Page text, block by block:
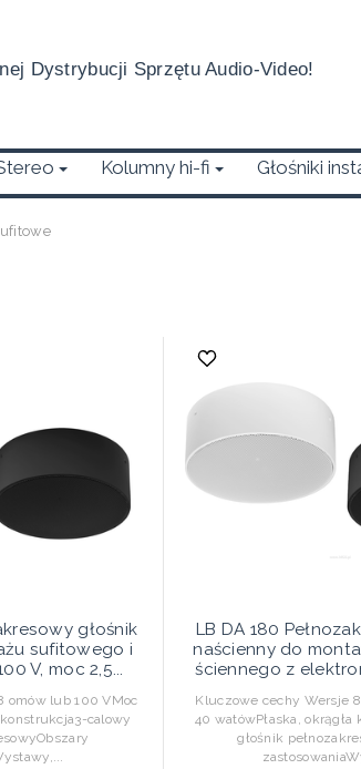
Dystrybucji Sprzętu Audio-Video!
Kolumny hi-fi Głośniki
głośnik
sufitowego i
V, moc 2,5...
omów lub 100 VMoc
calowy
LB DA 180
naścienny do
ściennego z
Kluczowe cechy Wersje
40 watówPłaska,
głośnik